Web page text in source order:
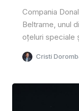
Compania
Beltrame, unul
oțeluri speciale
Cristi